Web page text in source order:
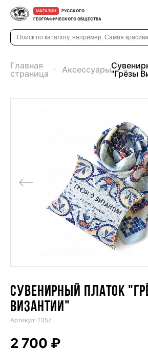
МАГАЗИН
РУССКОГО
ГЕОГРАФИЧЕСКОГО ОБЩЕСТВА
Главная
страница
Аксессуары"Грёзы
СУВЕНИРНЫЙ ПЛАТОК
ВИЗАНТИИ"
Артикул: 1357
2 700 ₽